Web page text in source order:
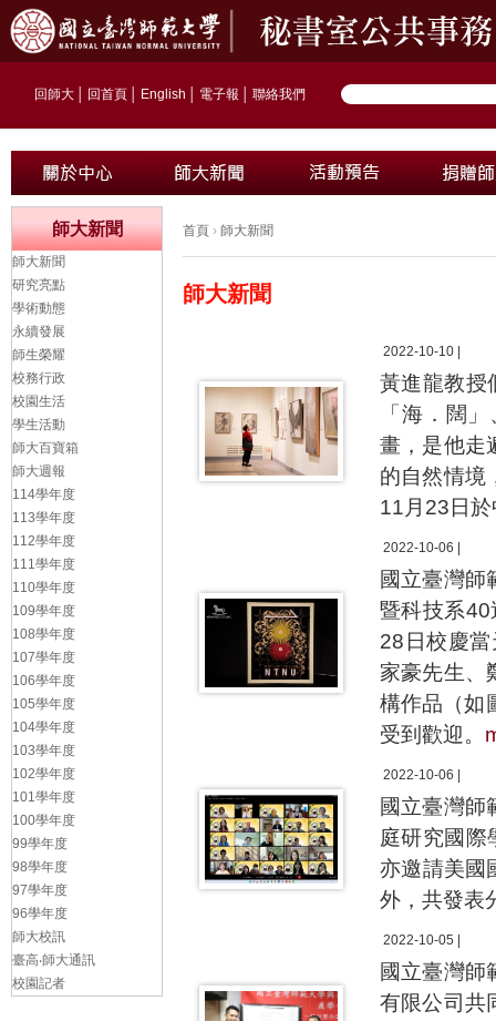
回師大 回首頁 English 電子報 聯絡我們
首頁 › 師大新聞
師大新聞
2022-10-10 |
黃進龍教授
「海．闊
畫，是他走
的自然情境
11月23日
2022-10-06 |
國立臺灣師
暨科技系40
28日校慶
家豪先生、
構作品（如
受到歡迎。
2022-10-06 |
國立臺灣師
庭研究國際
亦邀請美國
外，共發表
2022-10-05 |
國立臺灣師
有限公司共
師大新聞
師大新聞
研究亮點
學術動態
永續發展
師生榮耀
校務行政
校園生活
學生活動
師大百寶箱
師大週報
114學年度
113學年度
112學年度
111學年度
110學年度
109學年度
108學年度
107學年度
106學年度
105學年度
104學年度
103學年度
102學年度
101學年度
100學年度
99學年度
98學年度
97學年度
96學年度
師大校訊
臺高‧師大通訊
校園記者